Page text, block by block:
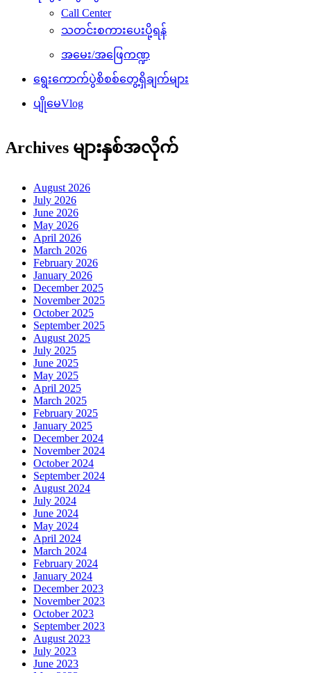
Call Center
သတင်းစကားပေးပို့ရန်
အမေး/အဖြေကဏ္ဍ
ရွေးကောက်ပွဲစိစစ်တွေ့ရှိချက်များ
ပျိုမေVlog
Archives များနှစ်အလိုက်
August 2026
July 2026
June 2026
May 2026
April 2026
March 2026
February 2026
January 2026
December 2025
November 2025
October 2025
September 2025
August 2025
July 2025
June 2025
May 2025
April 2025
March 2025
February 2025
January 2025
December 2024
November 2024
October 2024
September 2024
August 2024
July 2024
June 2024
May 2024
April 2024
March 2024
February 2024
January 2024
December 2023
November 2023
October 2023
September 2023
August 2023
July 2023
June 2023